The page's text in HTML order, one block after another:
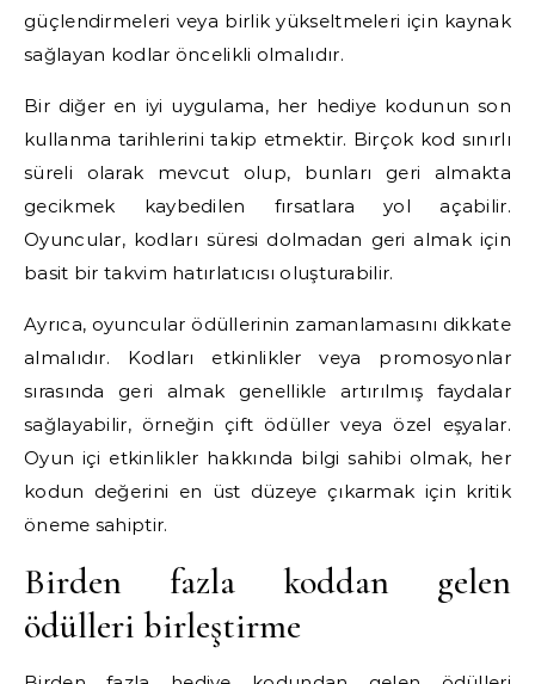
güçlendirmeleri veya birlik yükseltmeleri için kaynak
sağlayan kodlar öncelikli olmalıdır.
Bir diğer en iyi uygulama, her hediye kodunun son
kullanma tarihlerini takip etmektir. Birçok kod sınırlı
süreli olarak mevcut olup, bunları geri almakta
gecikmek kaybedilen fırsatlara yol açabilir.
Oyuncular, kodları süresi dolmadan geri almak için
basit bir takvim hatırlatıcısı oluşturabilir.
Ayrıca, oyuncular ödüllerinin zamanlamasını dikkate
almalıdır. Kodları etkinlikler veya promosyonlar
sırasında geri almak genellikle artırılmış faydalar
sağlayabilir, örneğin çift ödüller veya özel eşyalar.
Oyun içi etkinlikler hakkında bilgi sahibi olmak, her
kodun değerini en üst düzeye çıkarmak için kritik
öneme sahiptir.
Birden fazla koddan gelen
ödülleri birleştirme